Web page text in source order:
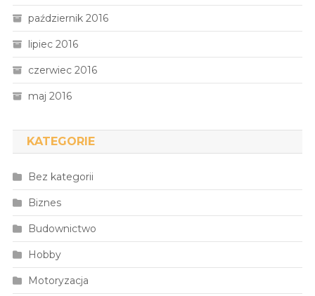
październik 2016
lipiec 2016
czerwiec 2016
maj 2016
KATEGORIE
Bez kategorii
Biznes
Budownictwo
Hobby
Motoryzacja